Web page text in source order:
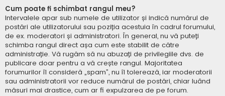
Cum poate fi schimbat rangul meu?
Intervalele apar sub numele de utilizator și indică numărul de
postări ale utilizatorului sau poziția acestuia în cadrul forumului,
de ex. moderatori și administratori. În general, nu vă puteți
schimba rangul direct așa cum este stabilit de către
administrație. Vă rugăm să nu abuzați de privilegiile dvs. de
publicare doar pentru a vă crește rangul. Majoritatea
forumurilor îl consideră „spam”, nu îl tolerează, iar moderatorii
sau administratorii vor reduce numărul de postări, chiar luând
măsuri mai drastice, cum ar fi expulzarea de pe forum.